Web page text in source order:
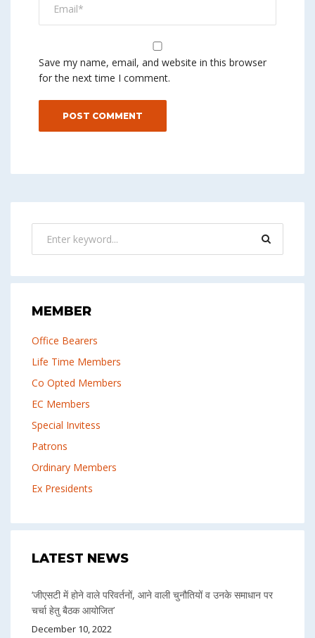
Save my name, email, and website in this browser
for the next time I comment.
MEMBER
Office Bearers
Life Time Members
Co Opted Members
EC Members
Special Invitess
Patrons
Ordinary Members
Ex Presidents
LATEST NEWS
‘जीएसटी में होने वाले परिवर्तनों, आने वाली चुनौतियों व उनके समाधान पर
चर्चा हेतु बैठक आयोजित’
December 10, 2022